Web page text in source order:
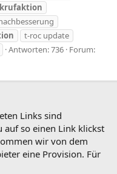
t-roc update
Antworten: 736 Forum:
Links sind
auf so einen Link klickst
wir von dem
eine Provision. Für